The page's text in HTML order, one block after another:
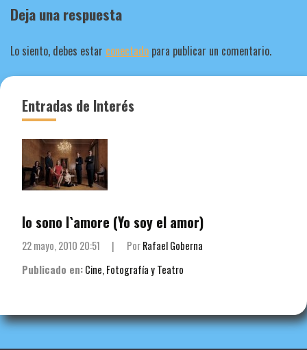
Deja una respuesta
Lo siento, debes estar conectado para publicar un comentario.
Entradas de Interés
Io sono l`amore (Yo soy el amor)
22 mayo, 2010 20:51 | PorRafael Goberna
Publicado en:Cine, Fotografía y Teatro